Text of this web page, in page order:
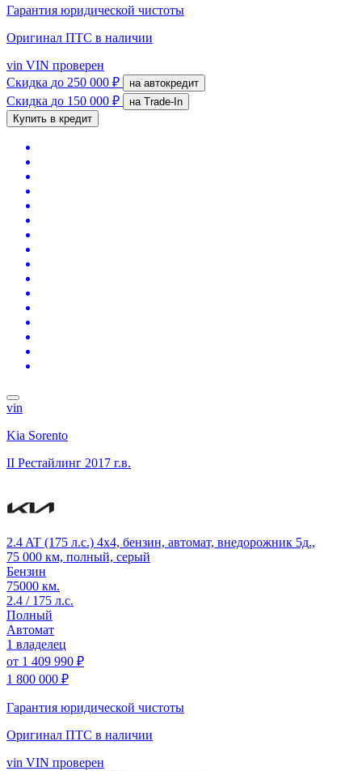
Гарантия юридической чистоты
Оригинал ПТС в наличии
vin VIN проверен
Скидка до 250 000 ₽ на автокредит
Скидка до 150 000 ₽
на Trade-In
Купить в кредит
vin
Kia Sorento
II Рестайлинг 2017 г.в.
2.4 AT (175 л.с.) 4x4, бензин, автомат, внедорожник 5д.,
75 000 км, полный, серый
Бензин
75000 км.
2.4 / 175 л.с.
Полный
Автомат
1 владелец
от 1 409 990 ₽
1 800 000 ₽
Гарантия юридической чистоты
Оригинал ПТС в наличии
vin VIN проверен